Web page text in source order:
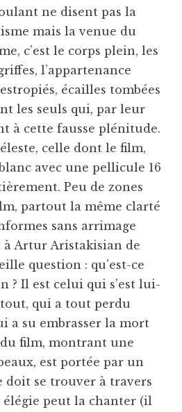
ne disent pas la
mais la venue du
c’est le corps plein, les
l’appartenance
écailles tombées
les seuls qui, par leur
à cette fausse plénitude.
celle dont le film,
avec une pellicule 16
Peu de zones
partout la même clarté
sans arrimage
Artur Aristakisian de
question : qu’est-ce
? Il est celui qui s’est lui-
qui a tout perdu
a su embrasser la mort
film, montrant une
est portée par un
doit se trouver à travers
peut la chanter (il